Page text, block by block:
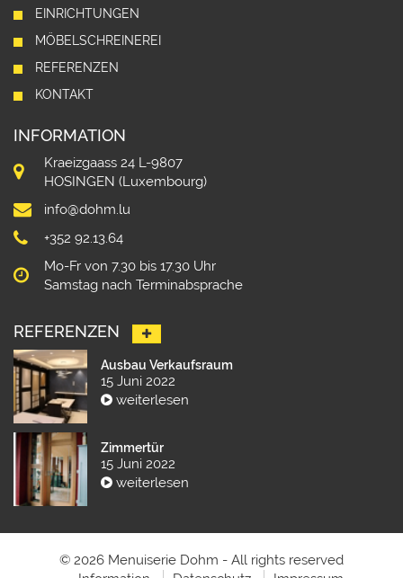
EINRICHTUNGEN
MÖBELSCHREINEREI
REFERENZEN
KONTAKT
INFORMATION
Kraeizgaass 24 L-9807
HOSINGEN (Luxembourg)
info@dohm.lu
+352 92.13.64
Mo-Fr von 7.30 bis 17.30 Uhr
Samstag nach Terminabsprache
REFERENZEN
Ausbau Verkaufsraum
15 Juni 2022
weiterlesen
Zimmertür
15 Juni 2022
weiterlesen
© 2026 Menuiserie Dohm - All rights reserved